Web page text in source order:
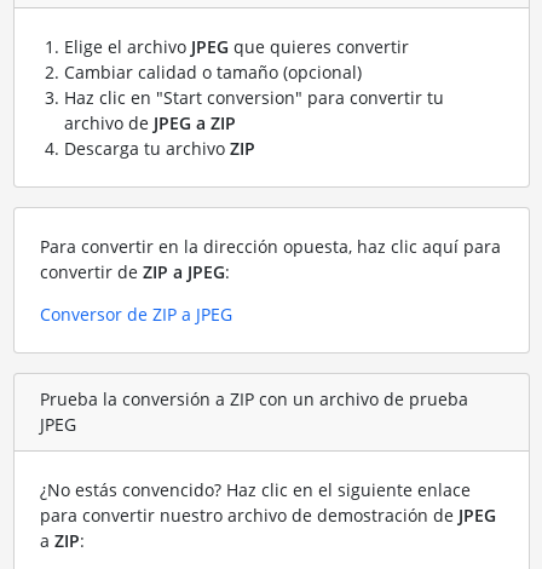
Elige el archivo JPEG que quieres convertir
Cambiar calidad o tamaño (opcional)
Haz clic en "Start conversion" para convertir tu
archivo de JPEG a ZIP
Descarga tu archivo ZIP
Para convertir en la dirección opuesta, haz clic aquí para
convertir de ZIP a JPEG:
Conversor de ZIP a JPEG
Prueba la conversión a ZIP con un archivo de prueba
JPEG
¿No estás convencido? Haz clic en el siguiente enlace
para convertir nuestro archivo de demostración de JPEG
a ZIP: